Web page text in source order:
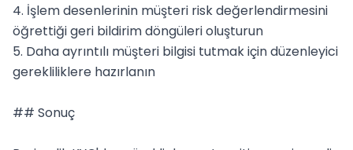
4. İşlem desenlerinin müşteri risk değerlendirmesini
öğrettiği geri bildirim döngüleri oluşturun
5. Daha ayrıntılı müşteri bilgisi tutmak için düzenleyici
gerekliliklere hazırlanın
## Sonuç